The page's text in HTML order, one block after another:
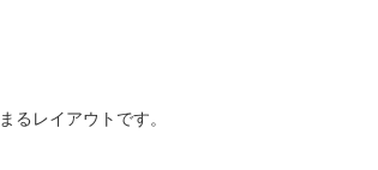
るレイアウトです。